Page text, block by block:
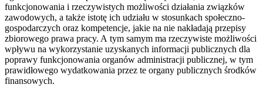
funkcjonowania i rzeczywistych możliwości działania związków
zawodowych, a także istotę ich udziału w stosunkach społeczno-
gospodarczych oraz kompetencje, jakie na nie nakładają przepisy
zbiorowego prawa pracy. A tym samym ma rzeczywiste możliwości
wpływu na wykorzystanie uzyskanych informacji publicznych dla
poprawy funkcjonowania organów administracji publicznej, w tym
prawidłowego wydatkowania przez te organy publicznych środków
finansowych.